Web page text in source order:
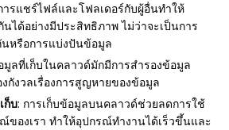
ารแชร์ไฟล์และโฟลเดอร์กับผู้อื่นทำให้
ได้อย่างมีประสิทธิภาพ ไม่ว่าจะเป็นการ
นหรือการแบ่งปันข้อมูล
มูลที่เก็บในคลาวด์มักมีการสำรองข้อมูล
กังวลเรื่องการสูญหายของข้อมูล
ก็บ: การเก็บข้อมูลบนคลาวด์ช่วยลดการใช้
ของเรา ทำให้อุปกรณ์ทำงานได้เร็วขึ้นและ